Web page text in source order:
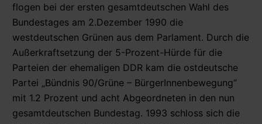
flogen bei der ersten gesamtdeutschen Wahl des
Bundestages am 2.Dezember 1990 die
westdeutschen Grünen aus dem Parlament. Durch die
Außerkraftsetzung der 5-Prozent-Hürde für die
Parteien der ehemaligen DDR kam die ostdeutsche
Partei „Bündnis 90/Grüne – BürgerInnenbewegung“
mit 1.2 Prozent und acht Abgeordneten in den nun
gesamtdeutschen Bundestag. 1993 schloss sich die